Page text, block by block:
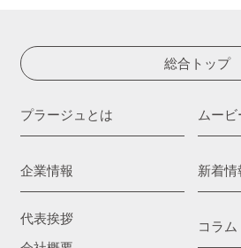
総合トップ
プラージュとは
企業情報
代表挨拶
ムービ
新着情
コラム